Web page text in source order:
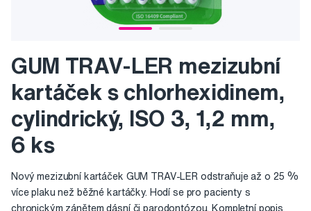
GUM TRAV-LER mezizubní
kartáček s chlorhexidinem,
cylindrický, ISO 3, 1,2 mm,
6 ks
Nový mezizubní kartáček GUM TRAV-LER odstraňuje až o 25 %
více plaku než běžné kartáčky. Hodí se pro pacienty s
chronickým zánětem dásní či parodontózou. Kompletní popis